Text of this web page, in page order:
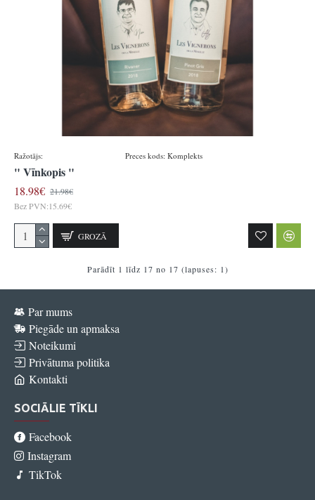
Ražotājs: Preces kods: Komplekts
" Vīnkopis "
18.98€ 21.98€
Bez PVN:15.69€
GROZĀ
Parādīt 1 līdz 17 no 17 (lapuses: 1)
Par mums
Piegāde un apmaksa
Noteikumi
Privātuma politika
Kontakti
SOCIĀLIE TĪKLI
Facebook
Instagram
TikTok